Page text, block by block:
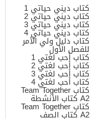
كتاب ديني حياتي 1
كتاب ديني حياتي 2
كتاب ديني حياتي 3
كتاب ديني حياتي 4
كتاب دليل ولي الأمر
للفصل الأول
كتاب أحب لغتي 1
كتاب أحب لغتي 2
كتاب أحب لغتي 3
كتاب أحب لغتي 4
كتاب Team Together
A2 كتاب الأنشطة
كتاب Team Together
A2 كتاب الصف